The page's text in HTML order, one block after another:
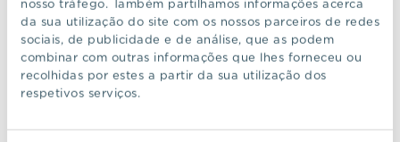
nosso tráfego. Também partilhamos informações acerca
da sua utilização do site com os nossos parceiros de redes
sociais, de publicidade e de análise, que as podem
combinar com outras informações que lhes forneceu ou
recolhidas por estes a partir da sua utilização dos
respetivos serviços.
CONTINUAR A NAVEGAR